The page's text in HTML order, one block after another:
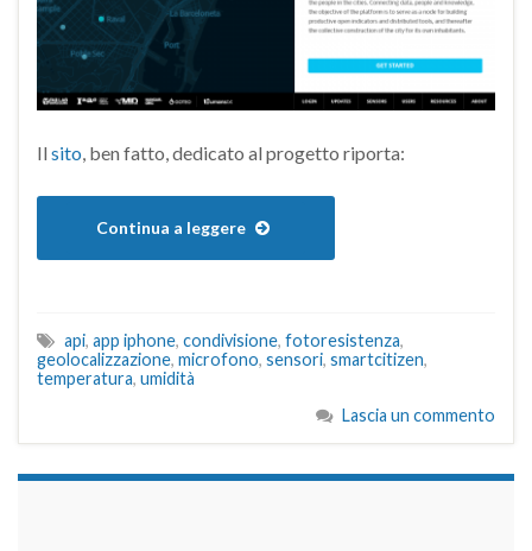
Il sito, ben fatto, dedicato al progetto riporta:
Continua a leggere
api, app iphone, condivisione, fotoresistenza,
geolocalizzazione, microfono, sensori, smartcitizen,
temperatura, umidità
Lascia un commento